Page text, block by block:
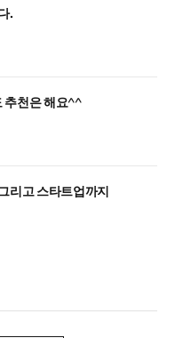
.
추천은 해요^^
리고 스타트업까지